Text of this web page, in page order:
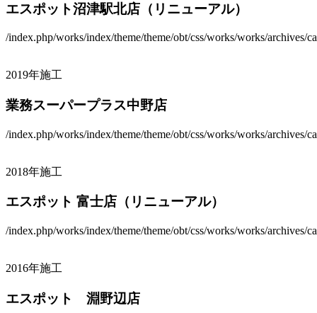
エスポット沼津駅北店（リニューアル）
/index.php/works/index/theme/theme/obt/css/works/works/archives/
2019年施工
業務スーパープラス中野店
/index.php/works/index/theme/theme/obt/css/works/works/archives/
2018年施工
エスポット 富士店（リニューアル）
/index.php/works/index/theme/theme/obt/css/works/works/archives/
2016年施工
エスポット 淵野辺店